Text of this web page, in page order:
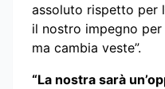
assoluto rispetto per
il nostro impegno
ma cambia veste”.
“La nostra sarà